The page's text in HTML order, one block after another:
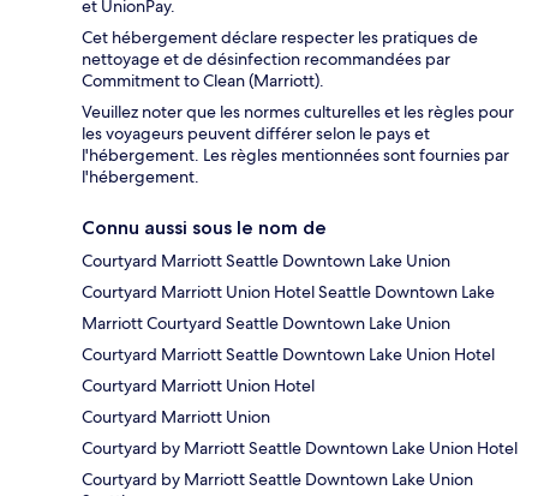
et UnionPay.
Cet hébergement déclare respecter les pratiques de
nettoyage et de désinfection recommandées par
Commitment to Clean (Marriott).
Veuillez noter que les normes culturelles et les règles pour
les voyageurs peuvent différer selon le pays et
l'hébergement. Les règles mentionnées sont fournies par
l'hébergement.
Connu aussi sous le nom de
Courtyard Marriott Seattle Downtown Lake Union
Courtyard Marriott Union Hotel Seattle Downtown Lake
Marriott Courtyard Seattle Downtown Lake Union
Courtyard Marriott Seattle Downtown Lake Union Hotel
Courtyard Marriott Union Hotel
Courtyard Marriott Union
Courtyard by Marriott Seattle Downtown Lake Union Hotel
Courtyard by Marriott Seattle Downtown Lake Union